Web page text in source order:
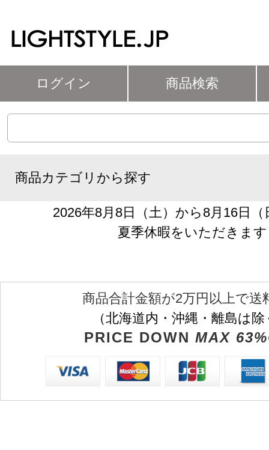
ログイン 商品検索
商品カテゴリから探す
2026年8月8日（土）から8月16日
夏季休暇をいただきます
商品合計金額が2万円以上で送
（北海道内・沖縄・離島は
PRICE DOWN MAX